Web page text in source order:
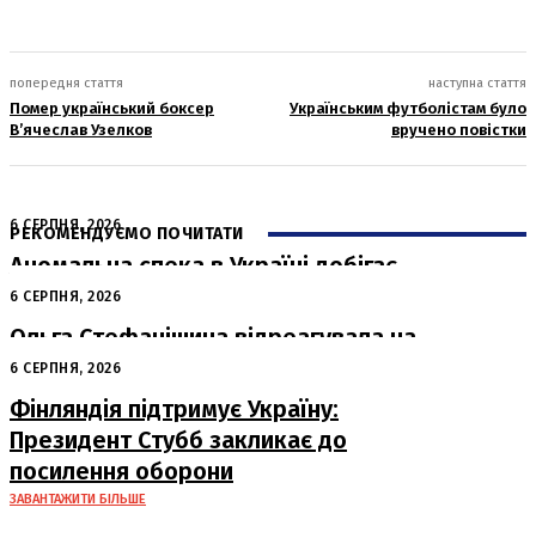
попередня стаття
Помер український боксер
В’ячеслав Узелков
наступна стаття
Українським футболістам було
вручено повістки
РЕКОМЕНДУЄМО ПОЧИТАТИ
6 СЕРПНЯ, 2026
Аномальна спека в Україні добігає
кінця: очікується похолодання
6 СЕРПНЯ, 2026
Ольга Стефанішина відреагувала на
підозри від НАБУ та САП
6 СЕРПНЯ, 2026
Фінляндія підтримує Україну:
Президент Стубб закликає до
посилення оборони
ЗАВАНТАЖИТИ БІЛЬШЕ